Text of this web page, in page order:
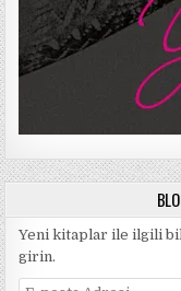
Yeni kitaplar ile ilgili
girin.
E-